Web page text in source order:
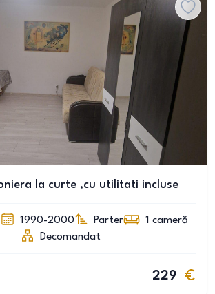
la curte ,cu utilitati incluse
1990-2000 Parter 1 cameră
Decomandat
229